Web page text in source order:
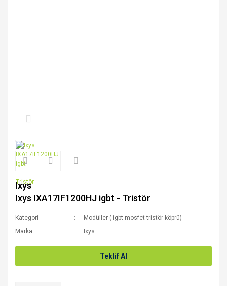
Ixys
Ixys IXA17IF1200HJ igbt - Tristör
Kategori
Modüller ( igbt-mosfet-tristör-köprü)
Marka
Ixys
Teklif Al